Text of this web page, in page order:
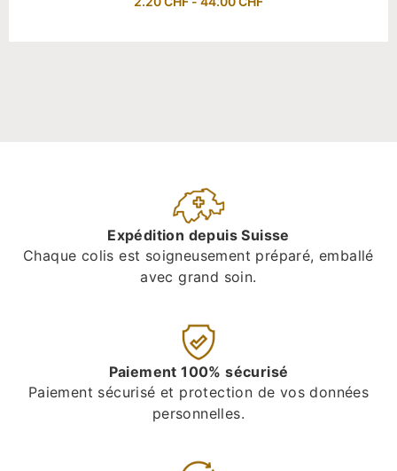
Expédition depuis Suisse
Chaque colis est soigneusement préparé, emballé
avec grand soin.
Paiement 100% sécurisé
Paiement sécurisé et protection de vos données
personnelles.